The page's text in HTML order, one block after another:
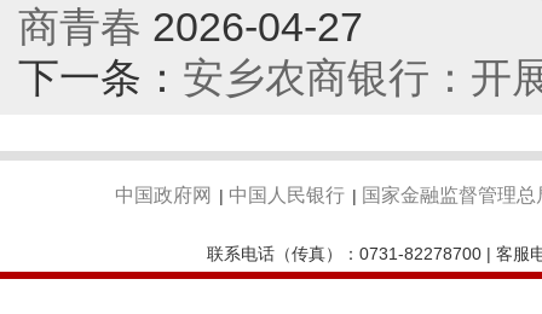
商青春 2026-04-27
下一条： 安乡农商银行：开
中国政府网 | 中国人民银行 | 国家金融监督管理总
联系电话（传真）：0731-82278700 | 客服